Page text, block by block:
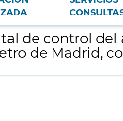
dependencias de la red de Metro de
de control del
de Madrid,